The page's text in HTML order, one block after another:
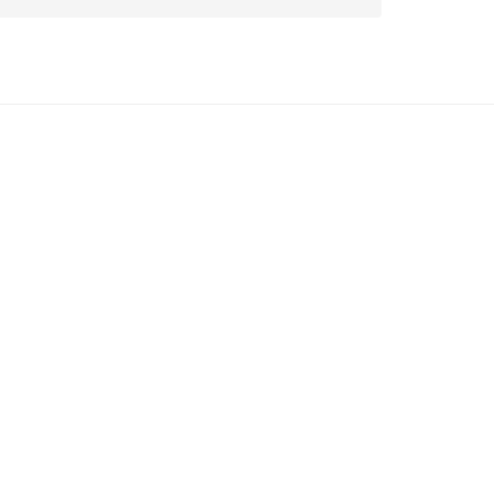
trh sólo spracované vína z tokajských odrôd
technológiami, vrátane riadenej